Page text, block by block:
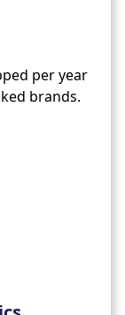
per year
brands.